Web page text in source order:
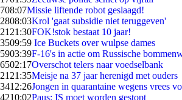
708:07Missie liftende robot geslaagd!
2808:03Krol 'gaat subsidie niet teruggeven'
21 21:30FOK!stok bestaat 10 jaar!
3509:59 Ice Buckets over wulpse dames
5903:39F-16's in actie om Russische
6502:17Overschot telers naar voedselbank
21 21:35Meisje na 37 jaar herenigd met ouders
3412:26Jongen in quarantaine wegens vrees
4210:02Paus: IS moet worden gestopt